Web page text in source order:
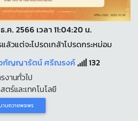
ค. 2566 เวลา 11:04:20 น.
ล้วแต่จะโปรดเกล้าโปรดกระหม่อม
วกัญญารัตน์ ศรีณรงค์
132
งานทั่วไป
ตร์และเทคโนโลยี
ามถวายพระพร